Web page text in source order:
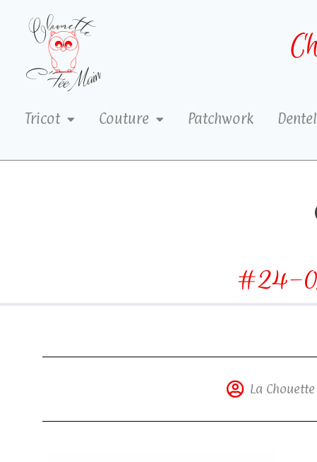
Tricot Couture Patchwork
#24-
La